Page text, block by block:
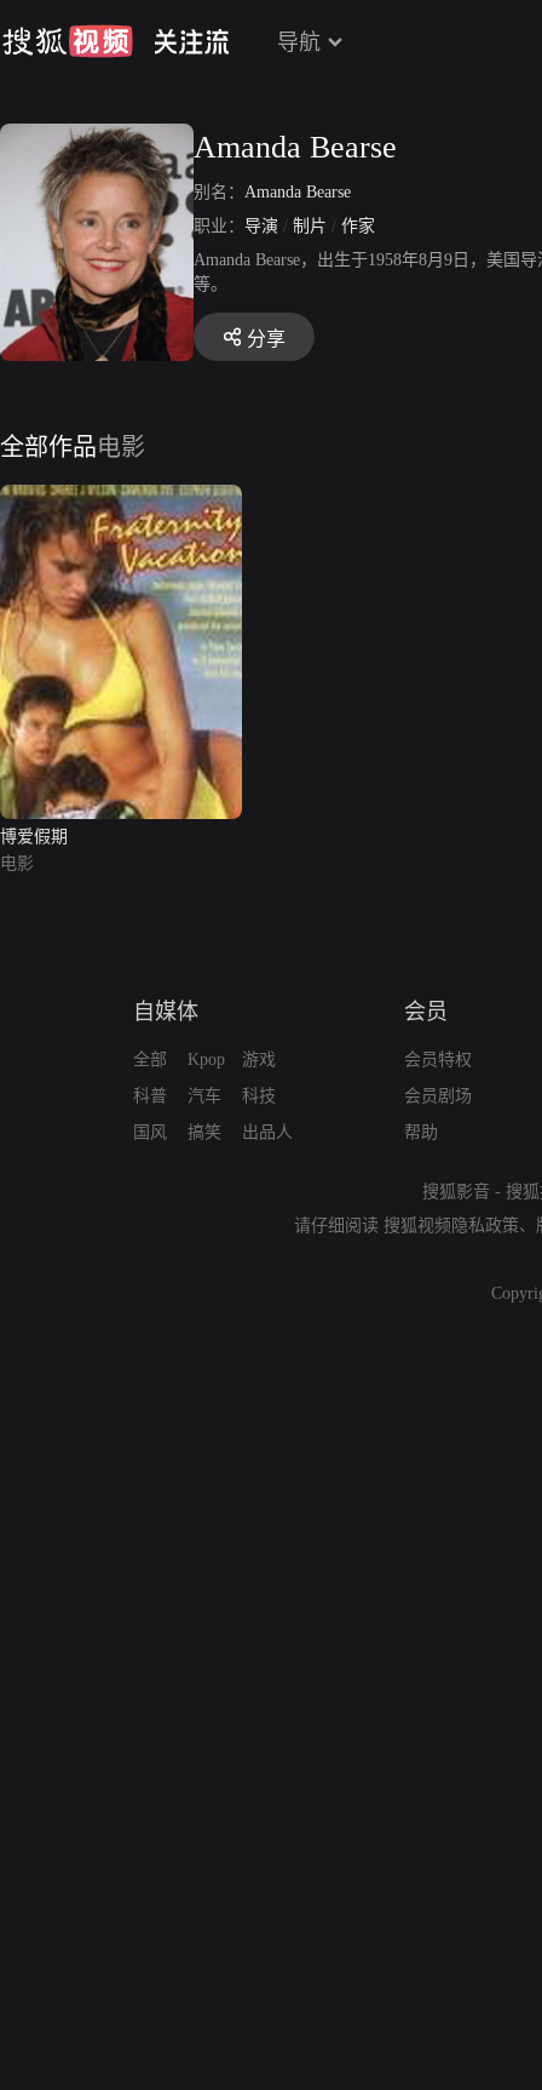
导航
Amanda Bearse
别名： Amanda Bearse
职业： 导演 / 制片 / 作家
Amanda Bearse，出生于1958年8月9日，美
等。
分享
全部作品电影
博爱假期
电影
自媒体
全部
科普
国风
Kpop
汽车
搞笑
游戏
科技
出品人
会员
会员特权
会员剧场
帮助
搜狐影音 - 搜
请仔细阅读 搜狐视频隐私政策、